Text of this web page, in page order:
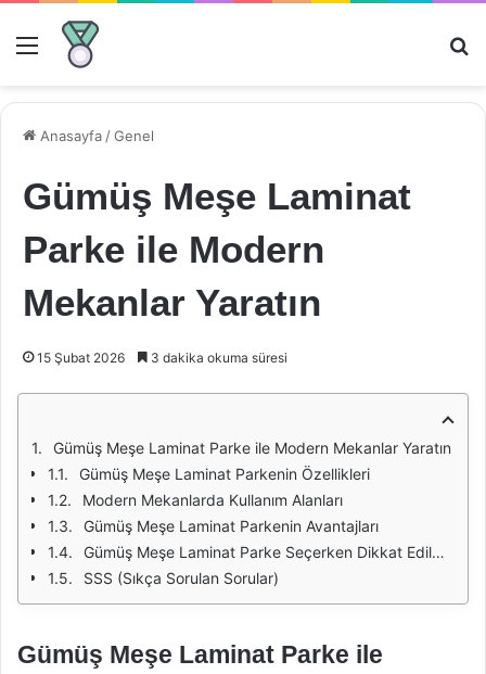
Menü
Anasayfa /Genel
Gümüş Meşe Laminat
Parke ile Modern
Mekanlar Yaratın
15 Şubat 2026 3 dakika okuma süresi
Gümüş Meşe Laminat Parke ile Modern Mekanlar Yaratın
Gümüş Meşe Laminat Parkenin Özellikleri
Modern Mekanlarda Kullanım Alanları
Gümüş Meşe Laminat Parkenin Avantajları
Gümüş Meşe Laminat Parke Seçerken Dikkat Edilmesi Gerekenler
SSS (Sıkça Sorulan Sorular)
Gümüş Meşe Laminat Parke ile